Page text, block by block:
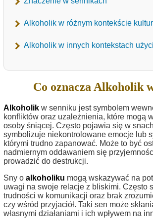
Alkoholik w różnym kontekście
Alkoholik w innych kontekstach
Co oznacza Alkoholik
Alkoholik w senniku jest symbolem
konfliktów oraz uzależnienia, które mogą
osoby śniącej. Często pojawia się w
symbolizuje niekontrolowane emocje lub
którymi trudno zapanować. Może to być
nadmiernym oddawaniem się
prowadzić do destrukcji.
Sny o alkoholiku mogą wskazywać na
uwagi na swoje relacje z bliskimi. Często
trudności w komunikacji oraz brak
czy wśród przyjaciół. Taki sen może
własnymi działaniami i ich wpływem na